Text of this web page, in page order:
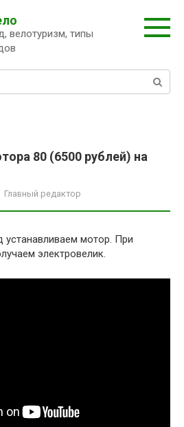
велотуризм, типы
80 (6500 рублей) на
Главный редактор
мотор. При
электровелик.